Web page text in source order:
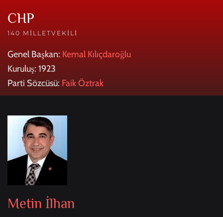
CHP
140 MILLETVEKILI
Genel Başkan: Kemal Kılıçdaroğlu
Kuruluş: 1923
Parti Sözcüsü: Faik Öztrak
Metin İlhan